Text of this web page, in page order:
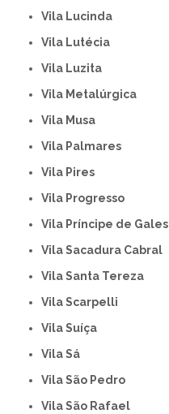
Vila Lucinda
Vila Lutécia
Vila Luzita
Vila Metalúrgica
Vila Musa
Vila Palmares
Vila Pires
Vila Progresso
Vila Príncipe de Gales
Vila Sacadura Cabral
Vila Santa Tereza
Vila Scarpelli
Vila Suíça
Vila Sá
Vila São Pedro
Vila São Rafael